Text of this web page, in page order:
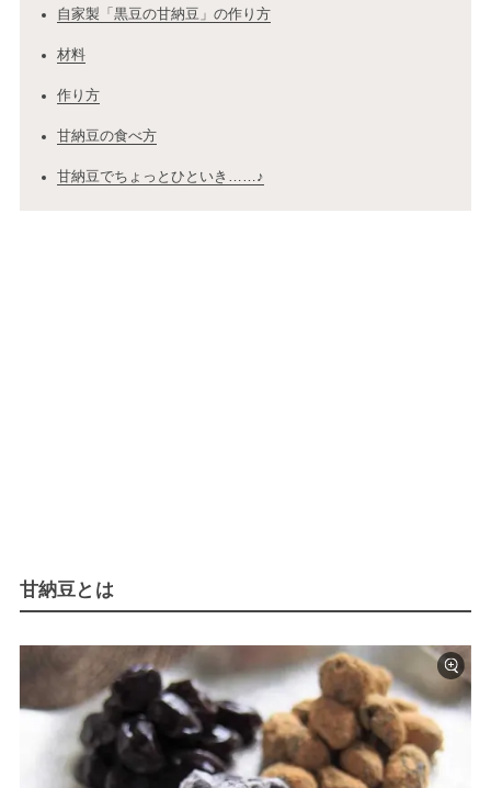
自家製「黒豆の甘納豆」の作り方
材料
作り方
甘納豆の食べ方
甘納豆でちょっとひといき……♪
甘納豆とは